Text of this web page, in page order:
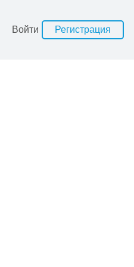
Войти Регистрация